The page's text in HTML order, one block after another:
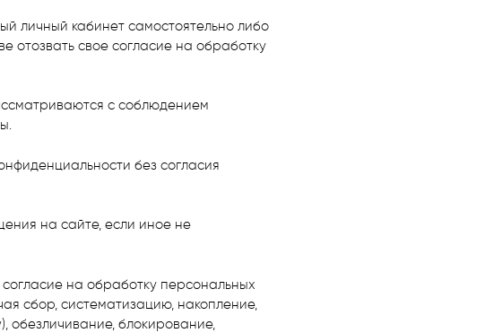
личный кабинет самостоятельно либо
отозвать свое согласие на обработку
с соблюдением
без согласия
на сайте, если иное не
на обработку персональных
сбор, систематизацию, накопление,
обезличивание, блокирование,